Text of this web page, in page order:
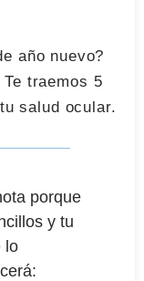
año nuevo?
traemos 5
salud ocular.
porque
y tu
lo